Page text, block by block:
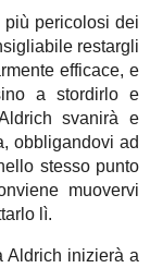
più pericolosi dei
restargli
efficace, e
a stordirlo e
svanirà e
obbligandovi ad
stesso punto
muovervi
lì.
Aldrich inizierà a